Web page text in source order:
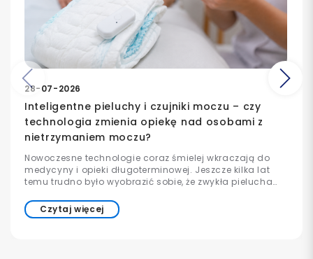
28-07-2026
Inteligentne pieluchy i czujniki moczu – czy
technologia zmienia opiekę nad osobami z
nietrzymaniem moczu?
Nowoczesne technologie coraz śmielej wkraczają do
medycyny i opieki długoterminowej. Jeszcze kilka lat
temu trudno było wyobrazić sobie, że zwykła pielucha
informować opiekuna o konieczności wymiany. Dziś
takie rozwiązania już istnieją i są stopniowo wdrażane w
Czytaj więcej
Poprzedni